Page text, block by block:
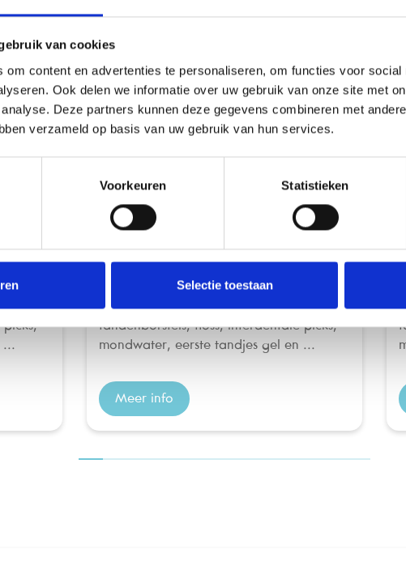
van cookies
om content en advertenties te personaliseren, om functies voor social
Ook delen we informatie over uw gebruik van onze site met
Deze partners kunnen deze gegevens combineren met
verzameld op basis van uw gebruik van hun services.
Voorkeuren Statistieken
Selectie toestaan
picks,
...
Mondhygiëne
Axoral Aften/Tandvleesirritaties
Het Axoral-gamma biedt de essentials
voor een gezonde mondhygiëne zijnde
tandenborstels, floss, interdentale picks,
mondwater, eerste tandjes gel en ...
Meer info